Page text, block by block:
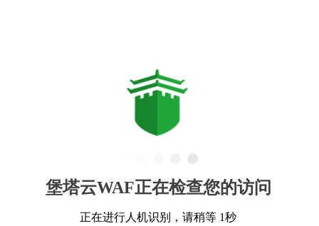
堡塔云WAF正在检查您的访问
正在进行人机识别，请稍等 1秒